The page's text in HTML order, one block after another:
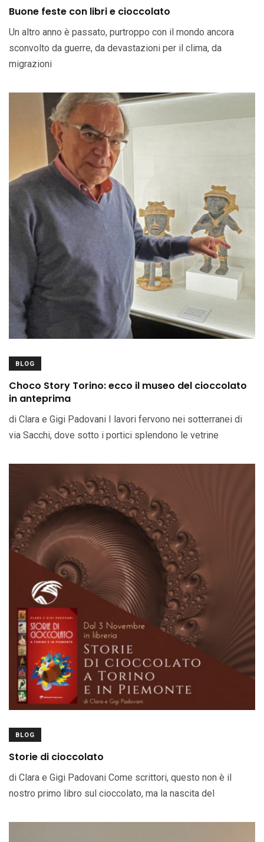
Buone feste con libri e cioccolato
Un altro anno è passato, purtroppo con il mondo ancora
sconvolto da guerre, da devastazioni per il clima, da
migrazioni
BLOG
Choco Story Torino: ecco il museo del cioccolato
in anteprima
di Clara e Gigi Padovani I lavori fervono nei sotterranei di
via Sacchi, dove sotto i portici splendono le vetrine
BLOG
Storie di cioccolato
di Clara e Gigi Padovani Come scrittori, questo non è il
nostro primo libro sul cioccolato, ma la nascita del